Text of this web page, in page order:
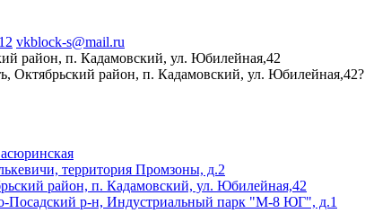
vkblock-s@mail.ru
район, п. Кадамовский, ул. Юбилейная,42
Октябрьский район, п. Кадамовский, ул. Юбилейная,42?
территория Промзоны, д.2
район, п. Кадамовский, ул. Юбилейная,42
Посадский р-н, Индустриальный парк "М-8 ЮГ", д.1